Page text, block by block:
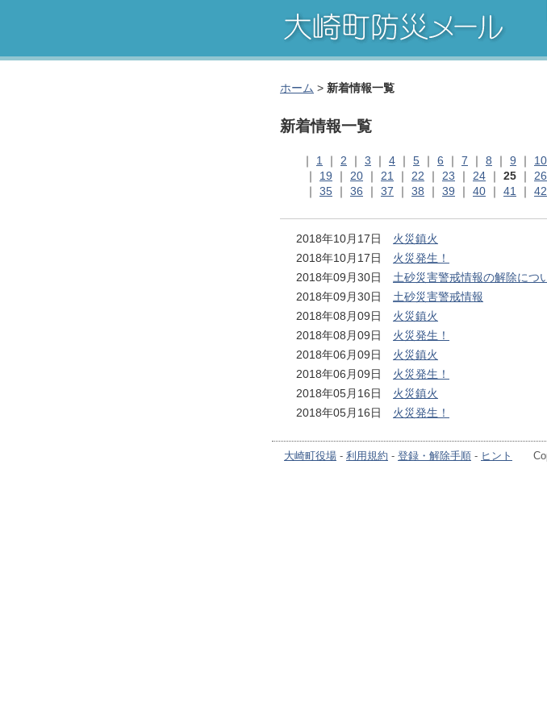
ホーム > 新着情報一覧
新着情報一覧
｜ 1 ｜ 2 ｜ 3 ｜ 4 ｜ 5 ｜ 6 ｜ 7 ｜ 8 ｜ 9 ｜ 10
｜ 19 ｜ 20 ｜ 21 ｜ 22 ｜ 23 ｜ 24 ｜ 25 ｜ 26
｜ 35 ｜ 36 ｜ 37 ｜ 38 ｜ 39 ｜ 40 ｜ 41 ｜ 42
2018年10月17日 火災鎮火
2018年10月17日 火災発生！
2018年09月30日 土砂災害警戒情報の解除につ
2018年09月30日 土砂災害警戒情報
2018年08月09日 火災鎮火
2018年08月09日 火災発生！
2018年06月09日 火災鎮火
2018年06月09日 火災発生！
2018年05月16日 火災鎮火
2018年05月16日 火災発生！
大崎町役場 - 利用規約 - 登録・解除手順 - ヒント